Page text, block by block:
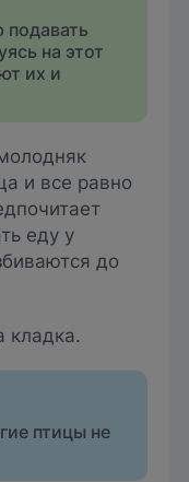
на этот
их и
и все равно
еду у
до
кладка.
птицы не